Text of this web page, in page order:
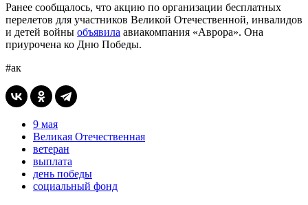
Ранее сообщалось, что акцию по организации бесплатных
перелетов для участников Великой Отечественной, инвалидов
и детей войны объявила авиакомпания «Аврора». Она
приурочена ко Дню Победы.
#ак
9 мая
Великая Отечественная
ветеран
выплата
день победы
социальный фонд